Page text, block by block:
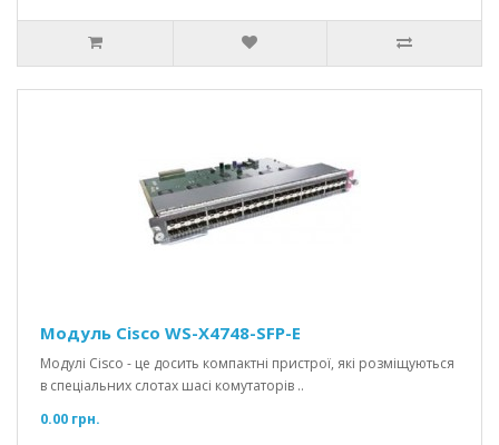
Модуль Cisco WS-X4748-SFP-E
Модулі Cisco - це досить компактні пристрої, які розміщуються
в спеціальних слотах шасі комутаторів ..
0.00 грн.